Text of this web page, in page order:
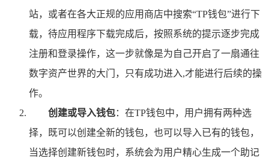
站，或者在各大正规的应用商店中搜索“TP钱包”进行下
载，待应用程序下载完成后，按照系统的提示逐步完成
注册和登录操作，这一步就像是为自己开启了一扇通往
数字资产世界的大门，只有成功进入,才能进行后续的操
作。
创建或导入钱包：在TP钱包中，用户拥有两种选
择，既可以创建全新的钱包，也可以导入已有的钱包，
当选择创建新钱包时，系统会为用户精心生成一个助记